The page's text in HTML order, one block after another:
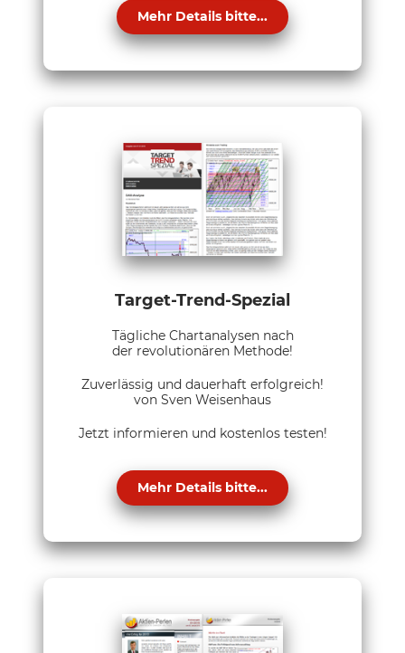
Mehr Details bitte...
Target-Trend-Spezial
Tägliche Chartanalysen nach
der revolutionären Methode!
Zuverlässig und dauerhaft erfolgreich!
von Sven Weisenhaus
Jetzt informieren und kostenlos testen!
Mehr Details bitte...